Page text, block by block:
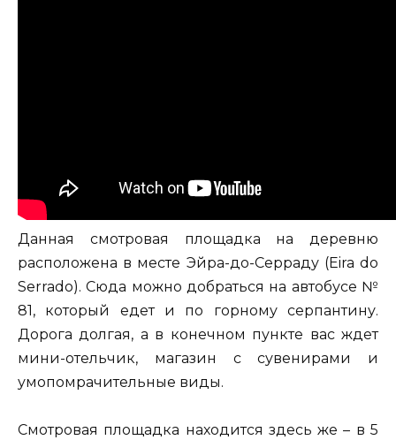
Данная смотровая площадка на деревню
расположена в месте Эйра-до-Серраду (Eira do
Serrado). Сюда можно добраться на автобусе №
81, который едет и по горному серпантину.
Дорога долгая, а в конечном пункте вас ждет
мини-отельчик, магазин с сувенирами и
умопомрачительные виды.
Смотровая площадка находится здесь же – в 5